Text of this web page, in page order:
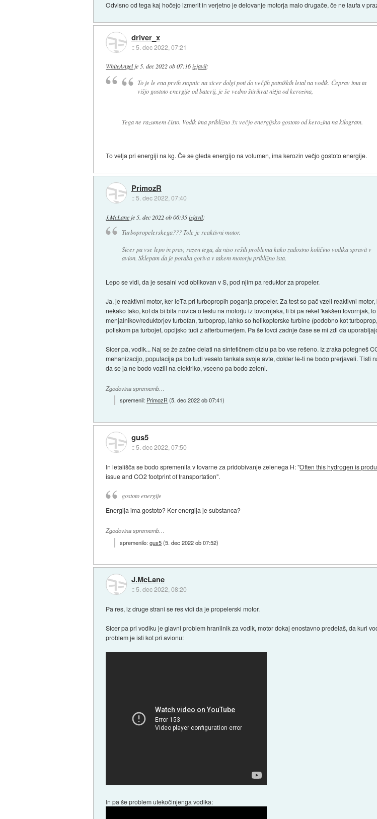
Odvisno od tega kaj hočejo izmerit in verjetno je delovanje motorja malo drugače, če ne laufa v
driver_x
::5. dec 2022, 07:21
WhiteAngelje5. dec 2022 ob 07:16 izjavil:
To je le ena prvih stopnic na sicer dolgi poti do večjih potniških letal na vodik. Čeprav ima ta
višjo gostoto energije od baterij, je še vedno štirikrat nižja od kerozina,
Tega ne razumem čisto. Vodik ima približno 3x večjo energijsko gostoto od kerozina na kilogram.
To velja pri energiji na kg. Če se gleda energijo na volumen, ima kerozin večjo gostoto energije.
PrimozR
:: 5. dec 2022, 07:40
J.McLane je 5. dec 2022 ob 06:35 izjavil:
Turbopropelerskega??? Tole je reaktivni motor.
Sicer pa vse lepo in prav, razen tega, da niso rešili problema kako zadostno količino vodika spravit v
avion. Sklepam da je poraba goriva v takem motorju približno ista.
Lepo se vidi, da je sesalni vod oblikovan v S, pod njim pa reduktor za propeler.
Ja, je reaktivni motor, ker leTa pri turbopropih poganja propeler. Za test so pač vzeli reaktivni
nekako tako, kot da bi bila novica o testu na motorju iz tovornjaka, ti bi pa rekel 'kakšen tovornjak,
menjalnikov/reduktorjev turbofan, turboprop, lahko so helikopterske turbine (podobno kot
potiskom pa turbojet, opcijsko tudi z afterburnerjem. Pa še lovci zadnje čase se mi zdi da
Sicer pa, vodik... Naj se že začne delati na sintetičnem dizlu pa bo vse rešeno. Iz zraka potegneš
mehanizacijo, populacija pa bo tudi veselo tankala svoje avte, dokler le-ti ne bodo prerjaveli. Tisti
da se ja ne bodo vozili na elektriko, vseeno pa bodo zeleni.
Zgodovina sprememb…
spremenil: PrimozR(5. dec 2022 ob 07:41)
gus5
::5. dec 2022, 07:50
In letališča se bodo spremenila v tovarne za pridobivanje zelenega H: "Often this hydrogen is
issue and CO2 footprint of transportation".
gostoto energije
Energija ima gostoto? Ker energija je substanca?
Zgodovina sprememb…
spremenilo:gus5(5. dec 2022 ob 07:52)
J.McLane
:: 5. dec 2022, 08:20
Pa res, iz druge strani se res vidi da je propelerski motor.
Sicer pa pri vodiku je glavni problem hranilnik za vodik, motor dokaj enostavno predelaš, da kuri
problem je isti kot pri avionu:
In pa še problem utekočinjenga vodika: